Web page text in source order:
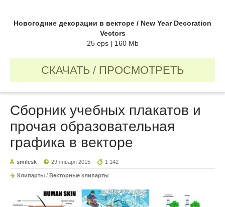
Новогодние декорации в векторе / New Year Decoration
Vectors
25 eps | 160 Mb
СКАЧАТЬ / ПРОСМОТРЕТЬ
Сборник учебных плакатов и
прочая образовательная
графика в векторе
smilesk 29 января 2015 1 142
Клипарты / Векторные клипарты